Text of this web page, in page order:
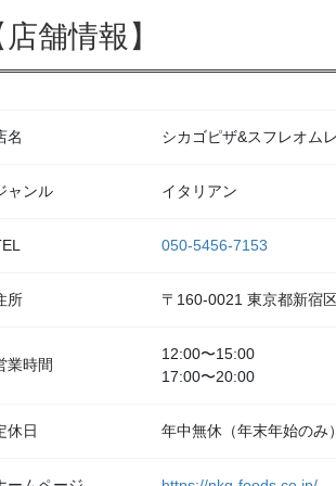
店舗情報】
名 シカゴピザ&スフレオム
ャンル イタリアン
050-5456-7153
所 〒160-0021 東京都新宿
業時間
12:00〜15:00
17:00〜20:00
休日 年中無休（年末年始のみ